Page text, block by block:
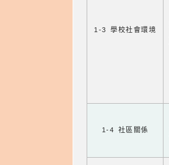
1-3 學校社會環境
1-4 社區關係